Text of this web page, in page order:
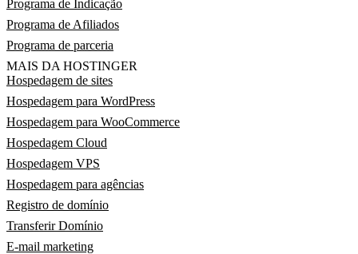
Programa de Indicação
Programa de Afiliados
Programa de parceria
MAIS DA HOSTINGER
Hospedagem de sites
Hospedagem para WordPress
Hospedagem para WooCommerce
Hospedagem Cloud
Hospedagem VPS
Hospedagem para agências
Registro de domínio
Transferir Domínio
E-mail marketing